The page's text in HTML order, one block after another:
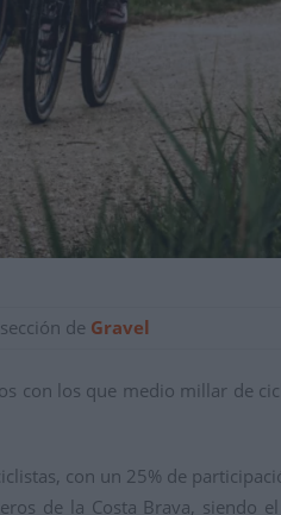
de Gravel
con los que medio millar de
con un 25% de
de la Costa Brava, siendo